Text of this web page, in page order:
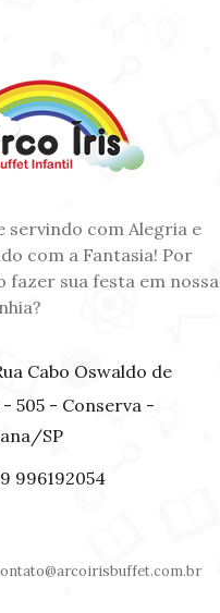
servindo com Alegria e
com a Fantasia! Por
fazer sua festa em nossa
Cabo Oswaldo de
505 - Conserva -
SP
996192054